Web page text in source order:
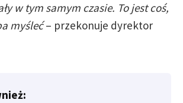
w tym samym czasie. To jest coś,
myśleć– przekonuje dyrektor